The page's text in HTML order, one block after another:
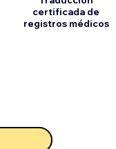
certificada de
registros médicos